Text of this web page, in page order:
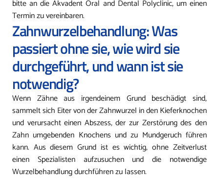
bitte an die Akvadent Oral and Dental Polyclinic, um einen
Termin zu vereinbaren.
Zahnwurzelbehandlung: Was
passiert ohne sie, wie wird sie
durchgeführt, und wann ist sie
notwendig?
Wenn Zähne aus irgendeinem Grund beschädigt sind,
sammelt sich Eiter von der Zahnwurzel in den Kieferknochen
und verursacht einen Abszess, der zur Zerstörung des den
Zahn umgebenden Knochens und zu Mundgeruch führen
kann. Aus diesem Grund ist es wichtig, ohne Zeitverlust
einen Spezialisten aufzusuchen und die notwendige
Wurzelbehandlung durchführen zu lassen.